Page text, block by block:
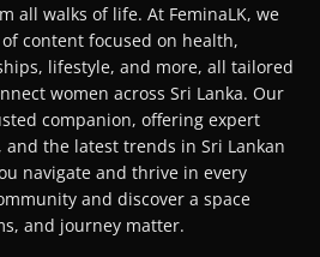
all walks of life. At FeminaLK, we
content focused on health,
lifestyle, and more, all tailored
women across Sri Lanka. Our
companion, offering expert
the latest trends in Sri Lankan
navigate and thrive in every
and discover a space
and journey matter.